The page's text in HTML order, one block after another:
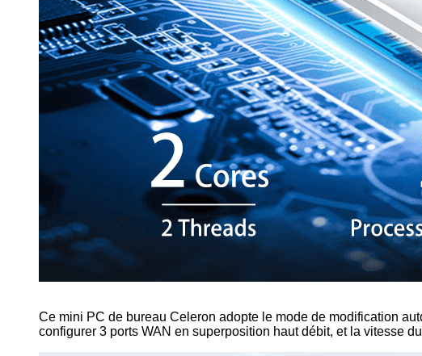
Ce mini PC de bureau Celeron adopte le mode de modification
configurer 3 ports WAN en superposition haut débit, et la vitesse